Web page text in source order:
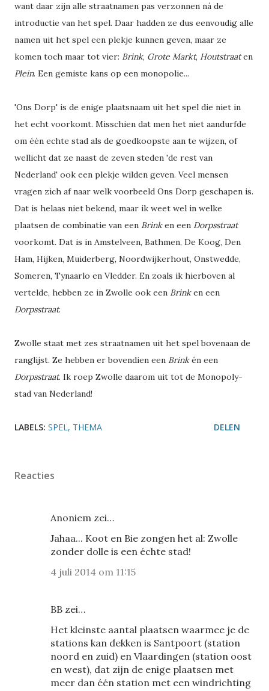
want daar zijn alle straatnamen pas verzonnen ná de
introductie van het spel. Daar hadden ze dus eenvoudig alle
namen uit het spel een plekje kunnen geven, maar ze
komen toch maar tot vier: Brink, Grote Markt, Houtstraaten
Plein. Een gemiste kans op een monopolie...
'Ons Dorp' is de enige plaatsnaam uit het spel die niet in
het echt voorkomt. Misschien dat men het niet aandurfde
om één echte stad als de goedkoopste aan te wijzen, of
wellicht dat ze naast de zeven steden 'de rest van
Nederland' ook een plekje wilden geven. Veel mensen
vragen zich af naar welk voorbeeld Ons Dorp geschapen is.
Dat is helaas niet bekend, maar ik weet wel in welke
plaatsen de combinatie van een Brinken een Dorpsstraat
voorkomt. Dat is in Amstelveen, Bathmen, De Koog, Den
Ham, Hijken, Muiderberg, Noordwijkerhout, Onstwedde,
Someren, Tynaarlo en Vledder. En zoals ik hierboven al
vertelde, hebben ze in Zwolle ook een Brinken een
Dorpsstraat.
Zwolle staat met zes straatnamen uit het spel bovenaan de
ranglijst. Ze hebben er bovendien een Brinkén een
Dorpsstraat. Ik roep Zwolle daarom uit tot de Monopoly-
stad van Nederland!
LABELS: SPEL THEMA DELEN
Reacties
Anoniem zei…
Jahaa... Koot en Bie zongen het al: Zwolle
zonder dolle is een échte stad!
4 juli 2014 om 11:15
BB zei…
Het kleinste aantal plaatsen waarmee je de
stations kan dekken is Santpoort (station
noord en zuid) en Vlaardingen (station oost
en west), dat zijn de enige plaatsen met
meer dan één station met een windrichting